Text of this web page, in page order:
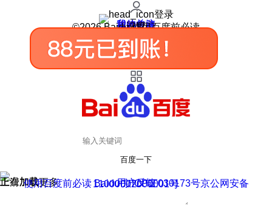
登录
我的关注
我的收藏
皮肤中心
用户反馈
设置
©2026 Baidu 使用百度前必读
百度一下
正在加载
上滑加载更多 用户反馈
使用百度前必读 Baidu 京ICP证030173号
京公网安备11000002000001号